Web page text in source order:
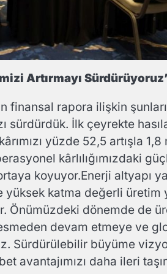
Artırmayı
finansal rapora ilişkin
İlk çeyrekte
yüzde 52,5 artışla
kârlılığımızdaki
koyuyor.Enerji altyapı
katma değerli üretim
Önümüzdeki dönemde de
devam etmeye ve
Sürdürülebilir büyüme
avantajımızı daha ileri